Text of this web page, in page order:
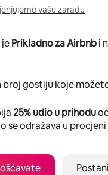
vašu zaradu
Prikladno za Airbnbi
broj gostiju koje
25% udio u prihodu
se odražava u procjeni